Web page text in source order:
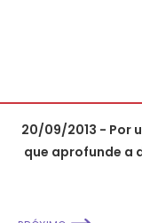
20/09/2013 - Por
que aprofunde a